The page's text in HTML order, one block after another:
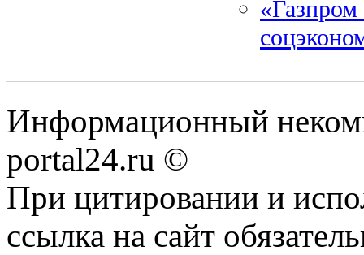
«Газпром
Информационный
portal24.ru ©
При цитировании и
ссылка на сайт